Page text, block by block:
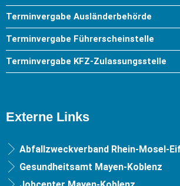
Terminvergabe Ausländerbehörde
Terminvergabe Führerscheinstelle
Terminvergabe KFZ-Zulassungsstelle
Externe Links
Abfallzweckverband Rhein-Mosel-
Gesundheitsamt Mayen-Koblenz